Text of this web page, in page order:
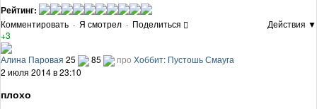
Рейтинг:
Комментировать · Я смотрел · Поделиться
Действия ▼
+3
Алина Паровая 25 85 про Хоббит: Пустошь Смауга
2 июля 2014 в 23:10
плохо